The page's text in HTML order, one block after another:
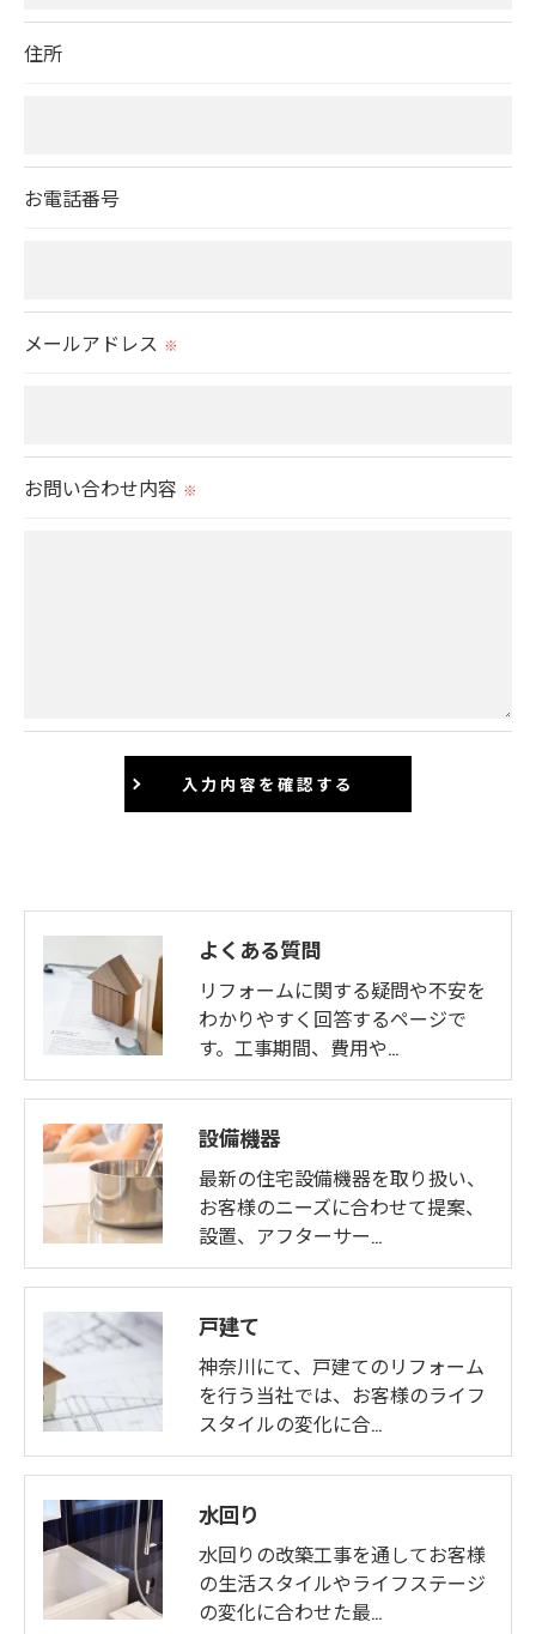
予めご了承ください。
いて＞
当社では、お客様の個人情報の開示･訂正･削除・利
住所
お電話番号
メールアドレス ※
お問い合わせ内容 ※
よくある質問
リフォームに関する疑問や不安を
わかりやすく回答するページで
す。工事期間、費用や…
設備機器
最新の住宅設備機器を取り扱い、
お客様のニーズに合わせて提案、
設置、アフターサー…
戸建て
神奈川にて、戸建てのリフォーム
を行う当社では、お客様のライフ
スタイルの変化に合…
水回り
水回りの改築工事を通してお客様
の生活スタイルやライフステージ
の変化に合わせた最…